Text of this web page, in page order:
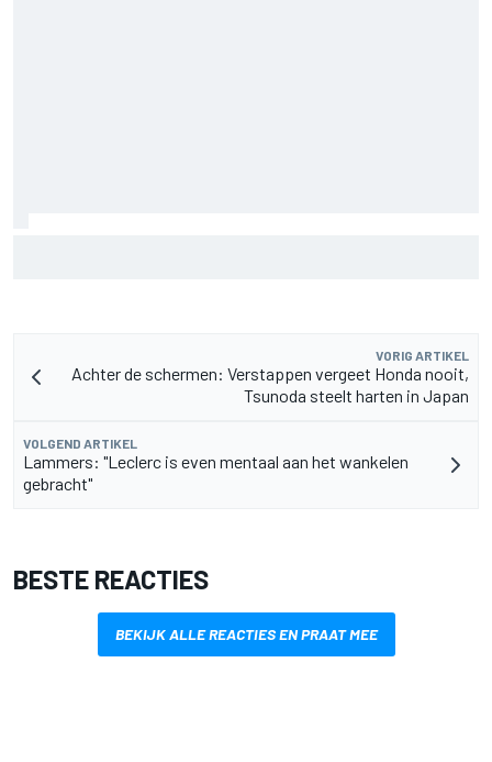
VORIG ARTIKEL
Achter de schermen: Verstappen vergeet Honda nooit,
Tsunoda steelt harten in Japan
VOLGEND ARTIKEL
Lammers: "Leclerc is even mentaal aan het wankelen
gebracht"
BESTE REACTIES
BEKIJK ALLE REACTIES EN PRAAT MEE